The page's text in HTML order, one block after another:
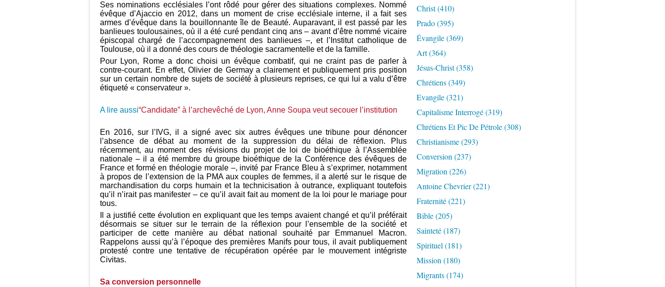
Ses nominations ecclésiales l’ont rôdé pour gérer des situations complexes. Nommé
évêque d’Ajaccio en 2012, dans un moment de crise ecclésiale interne, il a fait ses
armes d’évêque dans la bouillonnante île de Beauté. Auparavant, il est passé par les
banlieues toulousaines, où il a été curé pendant cinq ans – avant d’être nommé vicaire
épiscopal chargé de l’accompagnement des banlieues –, et l’Institut catholique de
Toulouse, où il a donné des cours de théologie sacramentelle et de la famille.
Pour Lyon, Rome a donc choisi un évêque combatif, qui ne craint pas de parler à
contre-courant. En effet, Olivier de Germay a clairement et publiquement pris position
sur un certain nombre de sujets de société à plusieurs reprises, ce qui lui a valu d’être
étiqueté « conservateur ».
A lire aussi“Candidate” à l’archevêché de Lyon, Anne Soupa veut secouer l’institution
En 2016, sur l’IVG, il a signé avec six autres évêques une tribune pour dénoncer
l’absence de débat au moment de la suppression du délai de réflexion. Plus
récemment, au moment des révisions du projet de loi de bioéthique à l’Assemblée
nationale – il a été membre du groupe bioéthique de la Conférence des évêques de
France et formé en théologie morale –, invité par France Bleu à s’exprimer, notamment
à propos de l’extension de la PMA aux couples de femmes, il a alerté sur le risque de
marchandisation du corps humain et la technicisation à outrance, expliquant toutefois
qu’il n’irait pas manifester – ce qu’il avait fait au moment de la loi pour le mariage pour
tous.
Il a justifié cette évolution en expliquant que les temps avaient changé et qu’il préférait
désormais se situer sur le terrain de la réflexion pour l’ensemble de la société et
participer de cette manière au débat national souhaité par Emmanuel Macron.
Rappelons aussi qu’à l’époque des premières Manifs pour tous, il avait publiquement
protesté contre une tentative de récupération opérée par le mouvement intégriste
Civitas.
Sa conversion personnelle
Christ(410)
Prado(395)
Évangile(369)
Art(364)
Jésus-Christ(358)
Chrétiens(349)
Evangile(321)
Capitalisme Interrogé(319)
Chrétiens Et Pic De Pétrole(308)
Christianisme(293)
Conversion (237)
Migration (226)
Antoine Chevrier(221)
Fraternité(221)
Bible(205)
Sainteté(187)
Spirituel (181)
Mission (180)
Migrants(174)